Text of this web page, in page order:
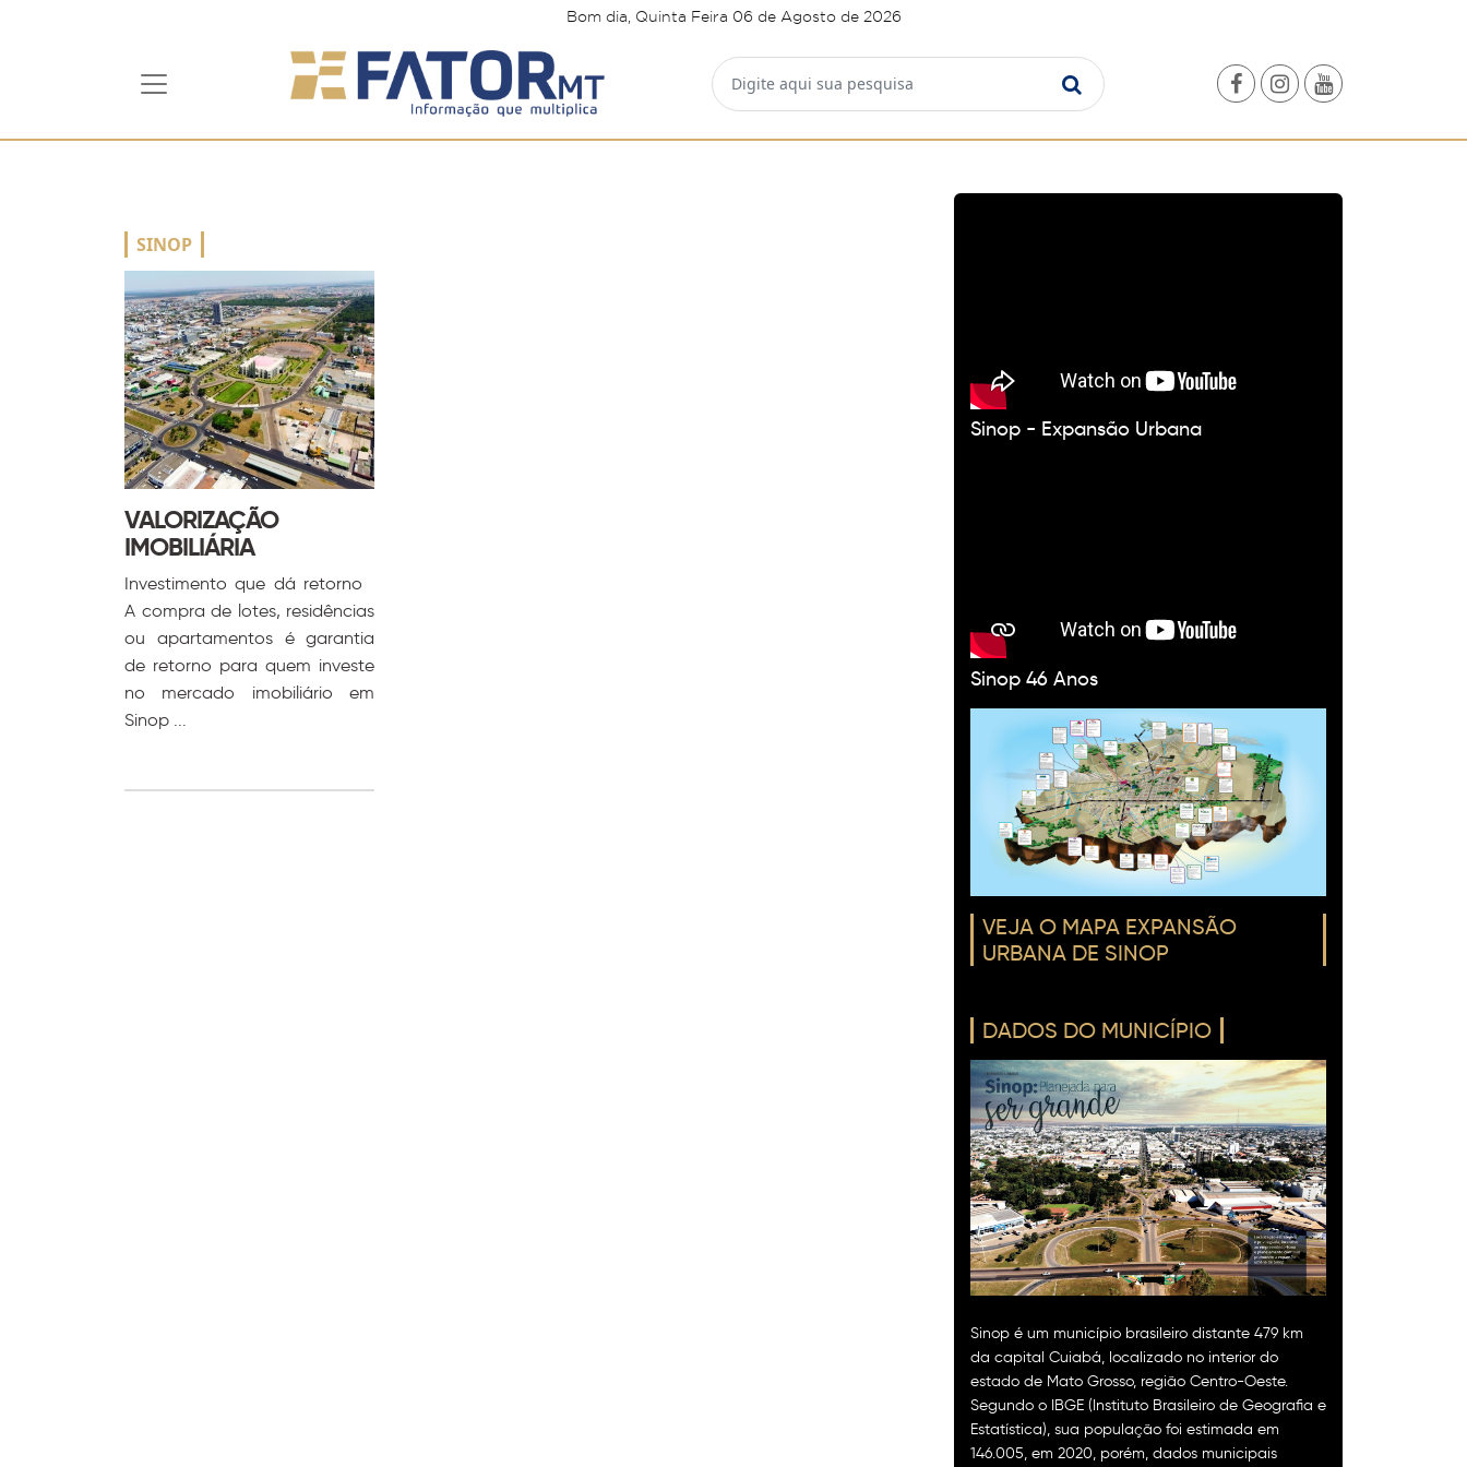
Bom dia, Quinta Feira 06 de Agosto de 2026
SINOP
VALORIZAÇÃO
IMOBILIÁRIA
Investimento que dá retorno
A compra de lotes, residências
ou apartamentos é garantia
de retorno para quem investe
no mercado imobiliário em
Sinop ...
Sinop - Expansão Urbana
Sinop 46 Anos
VEJA O MAPA EXPANSÃO
URBANA DE SINOP
DADOS DO MUNICÍPIO
Sinop é um município brasileiro distante 479 km
da capital Cuiabá, localizado no interior do
estado de Mato Grosso, região Centro-Oeste.
Segundo o IBGE (Instituto Brasileiro de Geografia e
Estatística), sua população foi estimada em
146.005, em 2020, porém, dados municipais